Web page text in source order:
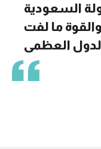
السعودية
ما لفت
العظمى